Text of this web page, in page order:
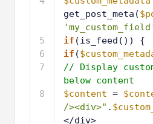
5
6
7
8
get_post_meta(
if (is_feed()) {
if (
// Display
below content
$content =
/><div>" .
</div>